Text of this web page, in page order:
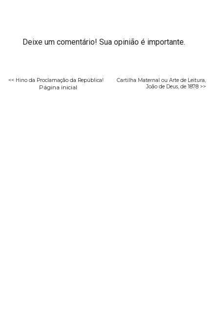
Deixe um comentário! Sua opinião é importante.
<< Hino da Proclamação da República!
Cartilha Maternal ou Arte de Leitura,
João de Deus, de 1878 >>
Página inicial